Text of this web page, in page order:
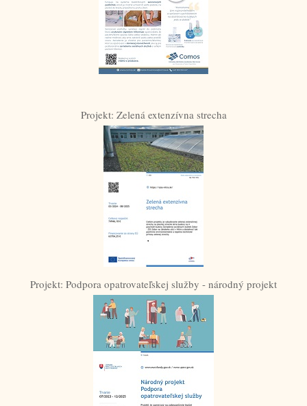
Projekt: Zelená extenzívna strecha
Projekt: Podpora opatrovateľskej služby - národný projekt